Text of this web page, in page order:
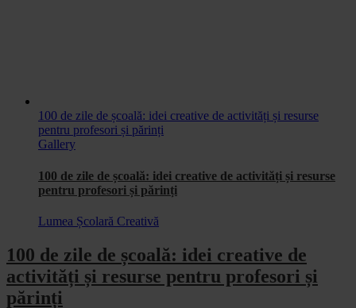
100 de zile de școală: idei creative de activități și resurse
pentru profesori și părinți
Gallery
100 de zile de școală: idei creative de activități și resurse
pentru profesori și părinți
Lumea Școlară Creativă
100 de zile de școală: idei creative de
activități și resurse pentru profesori și
părinți